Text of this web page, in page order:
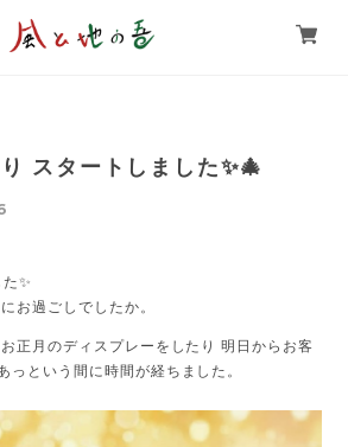
スタートしました✨🎄
✨
お過ごしでしたか。
正月のディスプレーをしたり 明日からお客
っという間に時間が経ちました。